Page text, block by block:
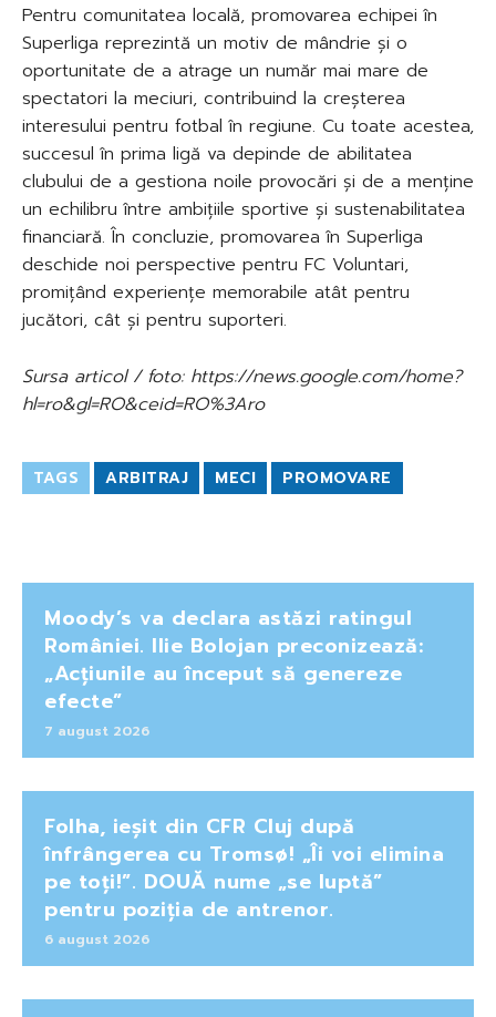
Pentru comunitatea locală, promovarea echipei în
Superliga reprezintă un motiv de mândrie și o
oportunitate de a atrage un număr mai mare de
spectatori la meciuri, contribuind la creșterea
interesului pentru fotbal în regiune. Cu toate acestea,
succesul în prima ligă va depinde de abilitatea
clubului de a gestiona noile provocări și de a menține
un echilibru între ambițiile sportive și sustenabilitatea
financiară. În concluzie, promovarea în Superliga
deschide noi perspective pentru FC Voluntari,
promițând experiențe memorabile atât pentru
jucători, cât și pentru suporteri.
Sursa articol / foto: https://news.google.com/home?
hl=ro&gl=RO&ceid=RO%3Aro
TAGS ARBITRAJ MECI PROMOVARE
Moody’s va declara astăzi ratingul
României. Ilie Bolojan preconizează:
„Acțiunile au început să genereze
efecte”
7 august 2026
Folha, ieșit din CFR Cluj după
înfrângerea cu Tromsø! „Îi voi elimina
pe toți!”. DOUĂ nume „se luptă”
pentru poziția de antrenor.
6 august 2026